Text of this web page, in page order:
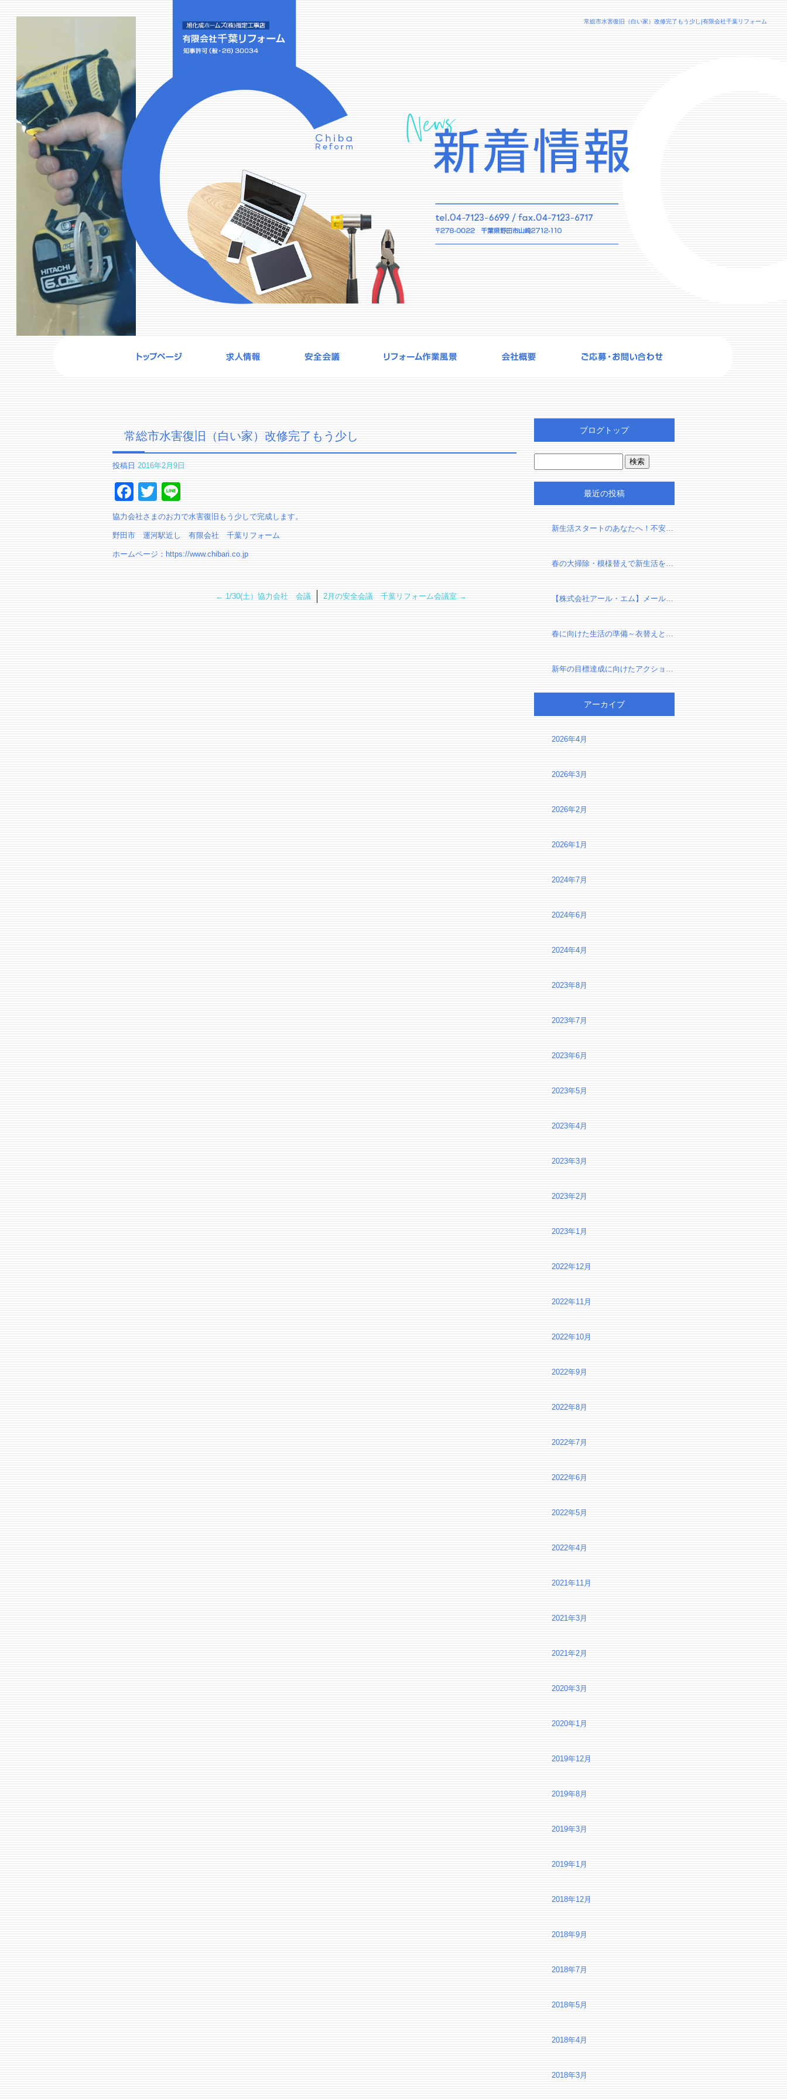
常総市水害復旧（白い家）改修完了もう少し|有限会社千葉リフォーム
常総市水害復旧（白い家）改修完了もう少し
投稿日 2016年2月9日
Facebook
Twitter
協力会社さまのお力で水害復旧もう少しで完成します。
野田市 運河駅近し 有限会社 千葉リフォーム
ホームページ：https://www.chibari.co.jp
← 1/30(土）協力会社 会議 2月の安全会議 千葉リフォーム会議室 →
ブログトップ
最近の投稿
新生活スタートのあなたへ！不安を自信に変える、新しい環境での過ごし方
春の大掃除・模様替えで新生活を気持ちよくスタートしよう！
【株式会社アール・エム】メール設定確認のお願い（有限会社千葉リフォーム様）
春に向けた生活の準備～衣替えと断捨離で心身をリセット～
新年の目標達成に向けたアクションプラン～夢を実現するための第一歩～
アーカイブ
2026年4月
2026年3月
2026年2月
2026年1月
2024年7月
2024年6月
2024年4月
2023年8月
2023年7月
2023年6月
2023年5月
2023年4月
2023年3月
2023年2月
2023年1月
2022年12月
2022年11月
2022年10月
2022年9月
2022年8月
2022年7月
2022年6月
2022年5月
2022年4月
2021年11月
2021年3月
2021年2月
2020年3月
2020年1月
2019年12月
2019年8月
2019年3月
2019年1月
2018年12月
2018年9月
2018年7月
2018年5月
2018年4月
2018年3月